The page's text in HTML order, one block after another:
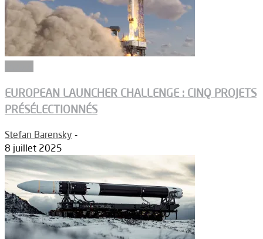
EUROPEAN LAUNCHER CHALLENGE : CINQ PROJETS
PRÉSÉLECTIONNÉS
Stefan Barensky -
8 juillet 2025